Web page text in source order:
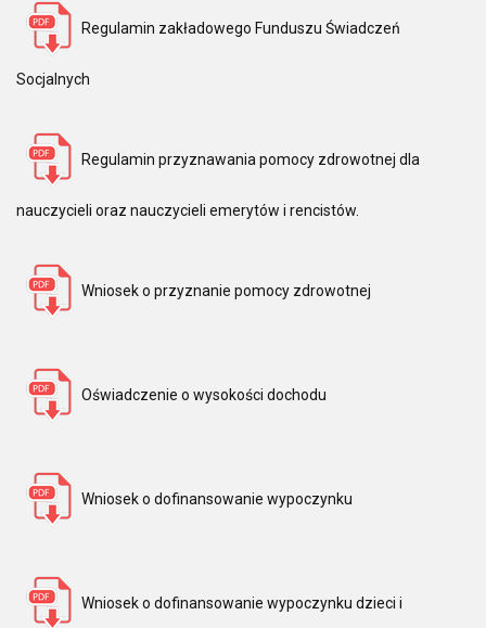
Regulamin zakładowego Funduszu Świadczeń
Socjalnych
Regulamin przyznawania pomocy zdrowotnej dla
nauczycieli oraz nauczycieli emerytów i rencistów.
Wniosek o przyznanie pomocy zdrowotnej
Oświadczenie o wysokości dochodu
Wniosek o dofinansowanie wypoczynku
Wniosek o dofinansowanie wypoczynku dzieci i